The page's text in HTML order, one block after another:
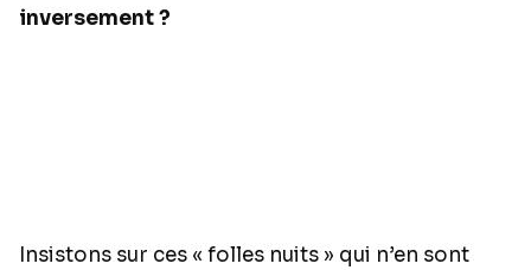
inversement ?
Insistons sur ces « folles nuits » qui n’en sont